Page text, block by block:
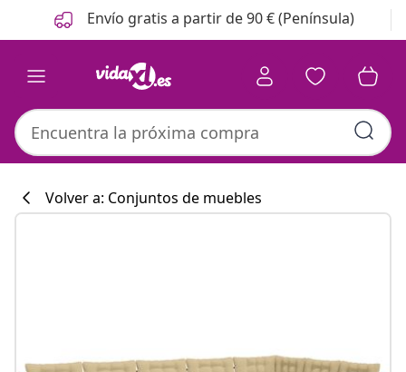
Anterior
Siguiente Envío gratis a partir de 90 € (Península)
Volver a: Conjuntos de muebles